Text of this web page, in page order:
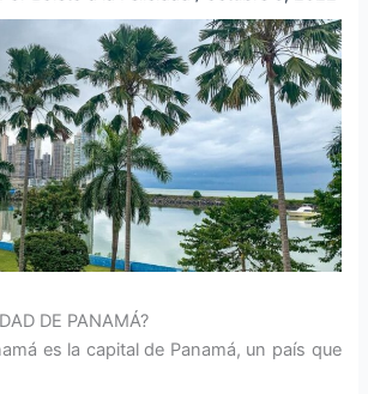
DE PANAMÁ?
es la capital de Panamá, un país que